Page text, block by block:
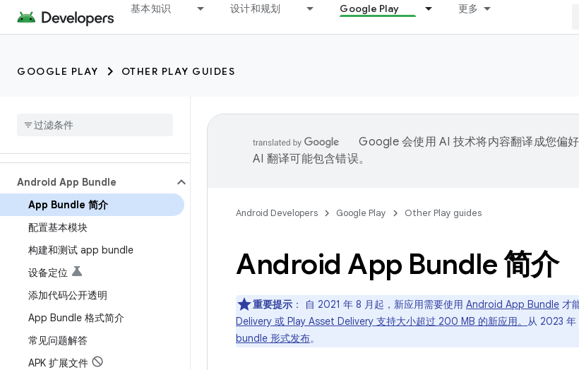
基本知识 设计和规划 Google Play 更多
GOOGLE PLAY OTHER PLAY GUIDES
Android App Bundle
App Bundle 简介
配置基本模块
构建和测试 app bundle
设备定位
添加代码公开透明
App Bundle 格式简介
常见问题解答
APK 扩展文件
Google 会使用 AI 技术将内容翻译成您偏好
AI 翻译可能包含错误。
Android Developers Google Play Other Play guides
Android App Bundle 简介
重要提示 ： 自 2021 年 8 月起，新应用需要使用 Android App Bundle 才
Delivery 或 Play Asset Delivery 支持大小超过 200 MB 的新应用。 从 2023 年
bundle 形式发布。